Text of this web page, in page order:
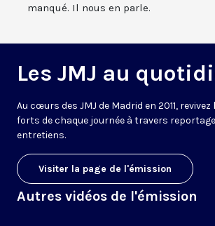
manqué. Il nous en parle.
Les JMJ au
Au cœurs des JMJ de Madrid en 2011, revivez
forts de chaque journée à travers
entretiens.
Visiter la page de l'émission
Autres vidéos de l'émission